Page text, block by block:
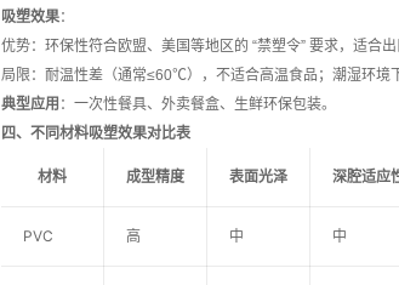
吸塑效果：
优势：环保性符合欧盟、美国等地区的 “禁塑令” 要求，适合
局限：耐温性差（通常≤60℃），不适合高温食品；潮湿环境
典型应用 ：一次性餐具、外卖餐盒、生鲜环保包装。
四、不同材料吸塑效果对比表
材料 成型精度 表面光泽 深腔适应
PVC 高 中 中